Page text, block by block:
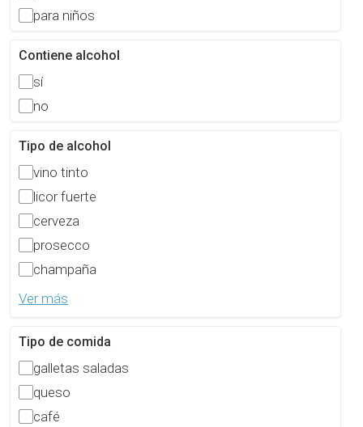
para niños
Contiene alcohol
sí
no
Tipo de alcohol
vino tinto
licor fuerte
cerveza
prosecco
champaña
Ver más
Tipo de comida
galletas saladas
queso
café